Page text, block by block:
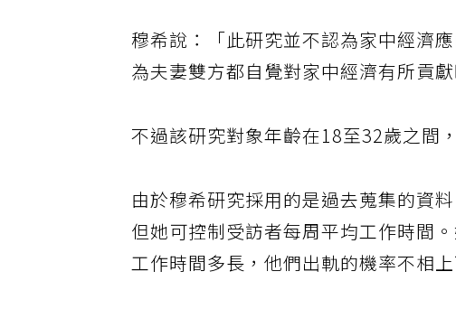
穆希說：「此研究並不認為家中經濟
為夫妻雙方都自覺對家中經濟有所貢
不過該研究對象年齡在18至32歲之間
由於穆希研究採用的是過去蒐集的資
但她可控制受訪者每周平均工作時間
工作時間多長，他們出軌的機率不相上